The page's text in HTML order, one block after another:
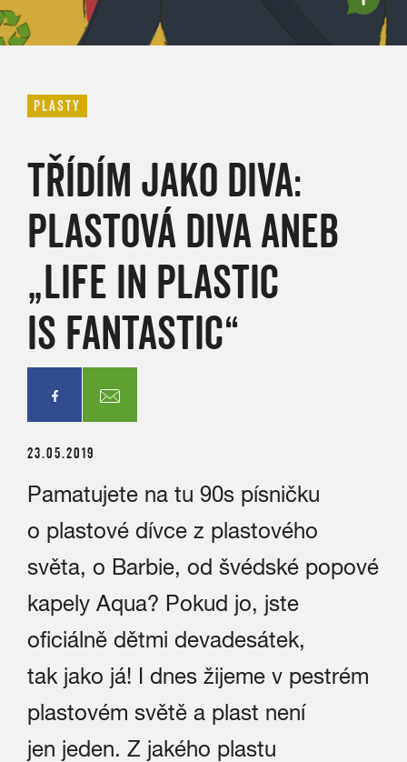
PLASTY
TŘÍDÍM JAKO DIVA:
PLASTOVÁ DIVA ANEB
„LIFE IN PLASTIC
IS FANTASTIC“
23.05.2019
Pamatujete na tu 90s písničku
o plastové dívce z plastového
světa, o Barbie, od švédské popové
kapely Aqua? Pokud jo, jste
oficiálně dětmi devadesátek,
tak jako já! I dnes žijeme v pestrém
plastovém světě a plast není
jen jeden. Z jakého plastu